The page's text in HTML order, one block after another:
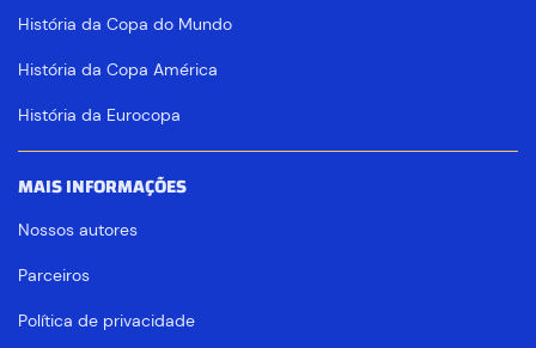
História da Copa do Mundo
História da Copa América
História da Eurocopa
MAIS INFORMAÇÕES
Nossos autores
Parceiros
Política de privacidade